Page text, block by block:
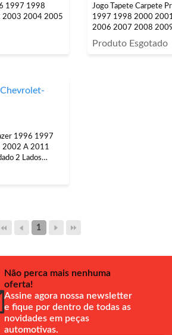
1997 1998
2003 2004 2005
Jogo Tapete Carpete
1997 1998 2000
2006 2007 2008
Bordado 2 Lados
Produto Esgotado
1996 1997
A 2011
2 Lados
1
Não perca mais nenhuma
oferta!
Assine agora nossa newsletter
e fique por dentro de todas as
novidades em peças
automotivas.